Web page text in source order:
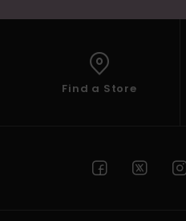
Find a Store